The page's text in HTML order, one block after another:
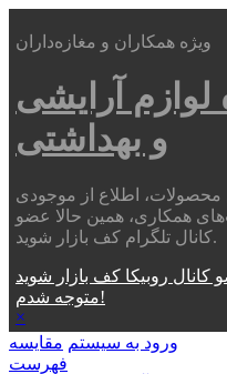
ویژه همکاران و مغازه‌داران
لوازم آرایشی
و بهداشتی
محصولات، اطلاع از موجودی
همکاری، همین حالا عضو
کانال تلگرام کف بازار شوید.
روبیکا کف بازار شوید
متوجه شدم!
×
ورود به سیستم مقایسه
فهرست